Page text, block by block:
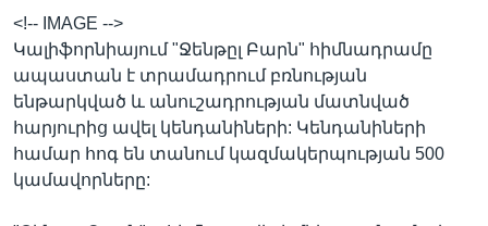
<!-- IMAGE -->
Կալիֆորնիայում "Ջենթըլ Բարն" հիմնադրամը
ապաստան է տրամադրում բռնության
ենթարկված և անուշադրության մատնված
հարյուրից ավել կենդանիների: Կենդանիների
համար հոգ են տանում կազմակերպության 500
կամավորները: